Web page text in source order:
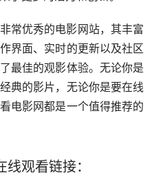
常优秀的电影网站，其丰富
界面、实时的更新以及社区
最佳的观影体验。无论你是
典的影片，无论你是要在线
电影网都是一个值得推荐的
观看链接：